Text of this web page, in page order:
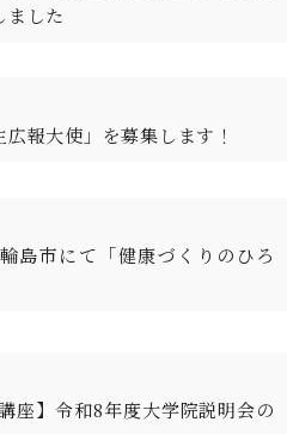
ました
報大使」を募集します！
島市にて「健康づくりのひろ
座】令和8年度大学院説明会の